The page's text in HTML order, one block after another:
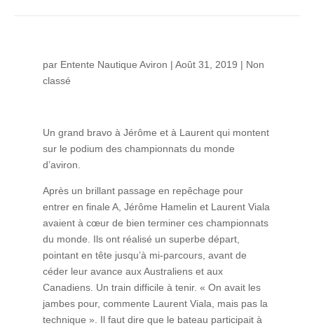
par Entente Nautique Aviron | Août 31, 2019 | Non
classé
Un grand bravo à Jérôme et à Laurent qui montent
sur le podium des championnats du monde
d’aviron.
Après un brillant passage en repêchage pour
entrer en finale A, Jérôme Hamelin et Laurent Viala
avaient à cœur de bien terminer ces championnats
du monde. Ils ont réalisé un superbe départ,
pointant en tête jusqu’à mi-parcours, avant de
céder leur avance aux Australiens et aux
Canadiens. Un train difficile à tenir. « On avait les
jambes pour, commente Laurent Viala, mais pas la
technique ». Il faut dire que le bateau participait à